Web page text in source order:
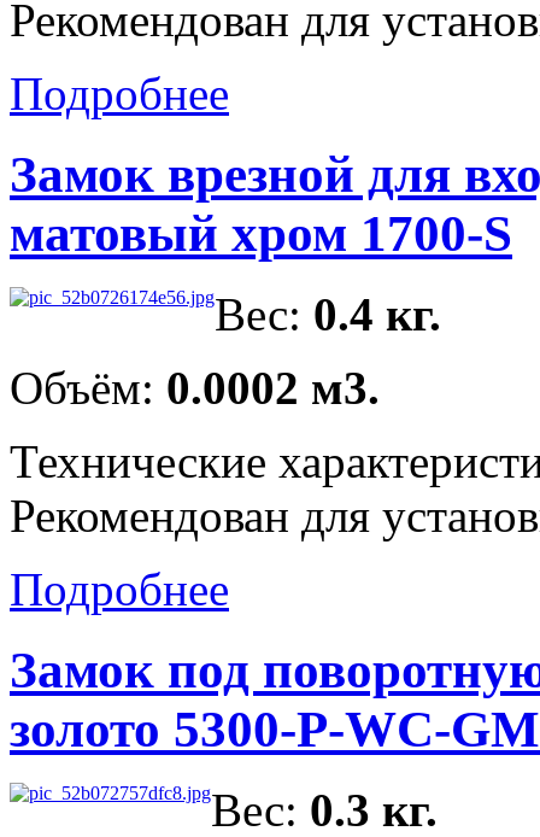
Рекомендован для
Подробнее
Замок врезной для
матовый хром 1700-S
Вес: 0.4 кг.
Объём: 0.0002 м3.
Технические
Рекомендован для
Подробнее
Замок под
золото 5300-P-WC-GM
Вес: 0.3 кг.